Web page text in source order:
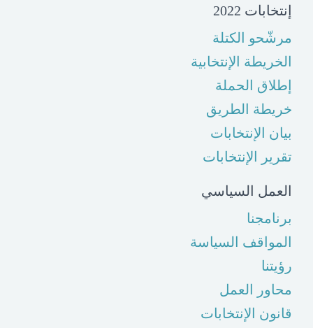
إنتخابات 2022
مرشّحو الكتلة
الخريطة الإنتخابية
إطلاق الحملة
خريطة الطريق
بيان الإنتخابات
تقرير الإنتخابات
العمل السياسي
برنامجنا
المواقف السياسة
رؤيتنا
محاور العمل
قانون الإنتخابات